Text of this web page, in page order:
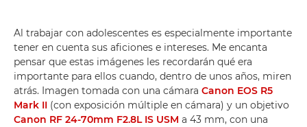
Al trabajar con adolescentes es especialmente importante
tener en cuenta sus aficiones e intereses. Me encanta
pensar que estas imágenes les recordarán qué era
importante para ellos cuando, dentro de unos años, miren
atrás. Imagen tomada con una cámara Canon EOS R5
Mark II (con exposición múltiple en cámara) y un objetivo
Canon RF 24-70mm F2.8L IS USM a 43 mm, con una